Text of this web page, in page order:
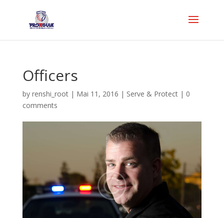
Officers
by renshi_root| Mai 11, 2016 | Serve & Protect| 0
comments